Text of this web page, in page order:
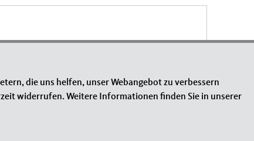
die uns helfen, unser Webangebot zu verbessern
widerrufen. Weitere Informationen finden Sie in unserer